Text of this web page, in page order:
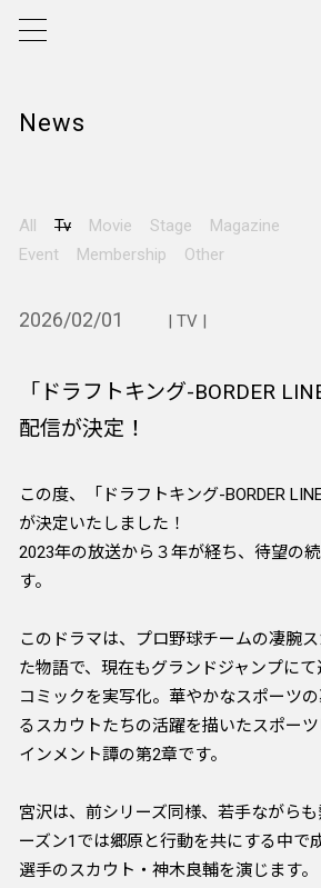
News
All Tv Movie Stage
Magazine
Event
Membership Other
2026/02/01 | TV |
「ドラフトキング-BORDER
配信が決定！
この度、「ドラフトキング-BORDER
が決定いたしました！
2023年の放送から３年が経ち、待望の
す。
このドラマは、プロ野球チームの凄腕
た物語で、現在もグランドジャンプに
コミックを実写化。華やかなスポーツ
るスカウトたちの活躍を描いたスポー
インメント譚の第2章です。
宮沢は、前シリーズ同様、若手ながら
ーズン1では郷原と行動を共にする中で
選手のスカウト・神木良輔を演じます。